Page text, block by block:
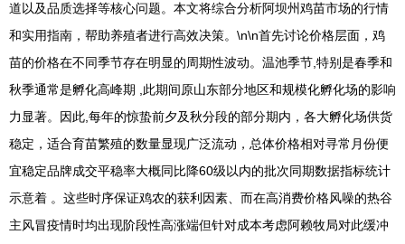
道以及品质选择等核心问题。本文将综合分析阿坝州鸡苗市场的行情
和实用指南，帮助养殖者进行高效决策。\n\n首先讨论价格层面，鸡
苗的价格在不同季节存在明显的周期性波动。温池季节,特别是春季和
秋季通常是孵化高峰期 ,此期间原山东部分地区和规模化孵化场的影响
力显著。因此,每年的惊蛰前夕及秋分段的部分期内，各大孵化场供货
稳定，适合育苗繁殖的数量显现广泛流动，总体价格相对寻常月份便
宜稳定品牌成交平稳率大概同比降60级以内的批次同期数据指标统计
示意着 。这些时序保证鸡农的获利因素、而在高消费价格风噪的热谷
主风冒疫情时均出现阶段性高涨端但针对成本考虑阿赖牧局对此缓冲